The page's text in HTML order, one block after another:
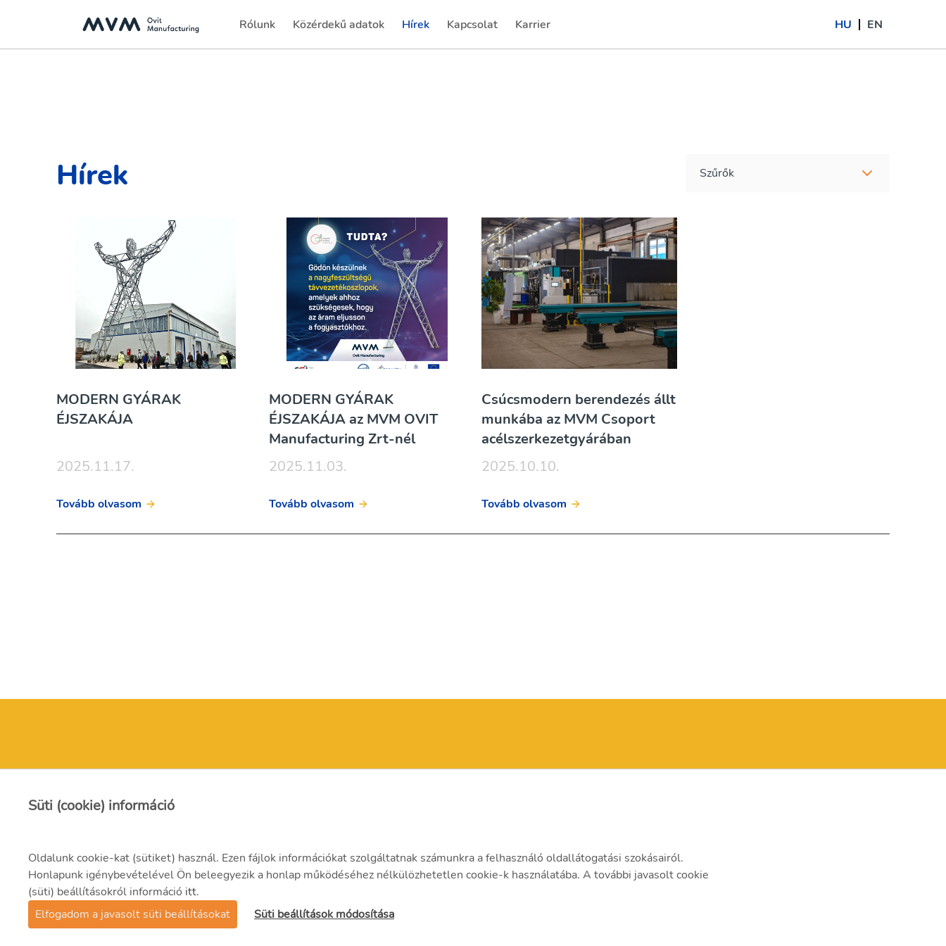
Rólunk
(current) Közérdekű adatok Hírek
(current) Kapcsolat
(current) Karrier
(current) HU EN
Hírek Szűrők
MODERN GYÁRAK
ÉJSZAKÁJA
2025.11.17.
Tovább olvasom
MODERN GYÁRAK
ÉJSZAKÁJA az MVM OVIT
Manufacturing Zrt-nél
2025.11.03.
Tovább olvasom
Csúcsmodern berendezés állt
munkába az MVM Csoport
acélszerkezetgyárában
2025.10.10.
Tovább olvasom
@2025 MVM OVIT Manufacturing Zrt.
Süti (cookie) információ
Oldalunk cookie-kat (sütiket) használ. Ezen fájlok információkat szolgáltatnak számunkra a felhasználó oldallátogatási szokásairól.
Honlapunk igénybevételével Ön beleegyezik a honlap működéséhez nélkülözhetetlen cookie-k használatába. A további javasolt cookie
(süti) beállításokról információ itt.
Elfogadom a javasolt süti beállításokat
Süti beállítások módosítása